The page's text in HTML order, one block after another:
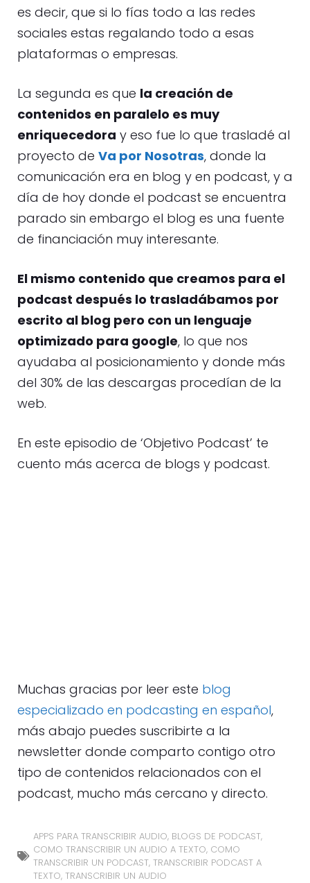
es decir, que si lo fías todo a las redes
sociales estas regalando todo a esas
plataformas o empresas.
La segunda es que la creación de
contenidos en paralelo es muy
enriquecedora y eso fue lo que trasladé al
proyecto de Va por Nosotras, donde la
comunicación era en blog y en podcast, y a
día de hoy donde el podcast se encuentra
parado sin embargo el blog es una fuente
de financiación muy interesante.
El mismo contenido que creamos para el
podcast después lo trasladábamos por
escrito al blog pero con un lenguaje
optimizado para google, lo que nos
ayudaba al posicionamiento y donde más
del 30% de las descargas procedían de la
web.
En este episodio de ‘Objetivo Podcast’ te
cuento más acerca de blogs y podcast.
Muchas gracias por leer este blog
especializado en podcasting en español,
más abajo puedes suscribirte a la
newsletter donde comparto contigo otro
tipo de contenidos relacionados con el
podcast, mucho más cercano y directo.
APPS PARA TRANSCRIBIR AUDIO, BLOGS DE PODCAST,
COMO TRANSCRIBIR UN AUDIO A TEXTO, COMO
TRANSCRIBIR UN PODCAST, TRANSCRIBIR PODCAST A
TEXTO, TRANSCRIBIR UN AUDIO